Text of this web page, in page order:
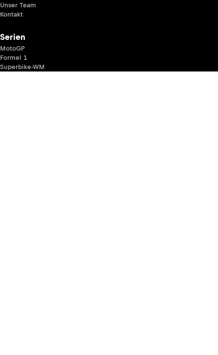
Unser Team
Kontakt
Serien
MotoGP
Formel 1
Superbike-WM